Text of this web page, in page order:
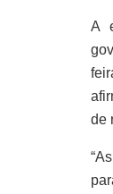
A
de